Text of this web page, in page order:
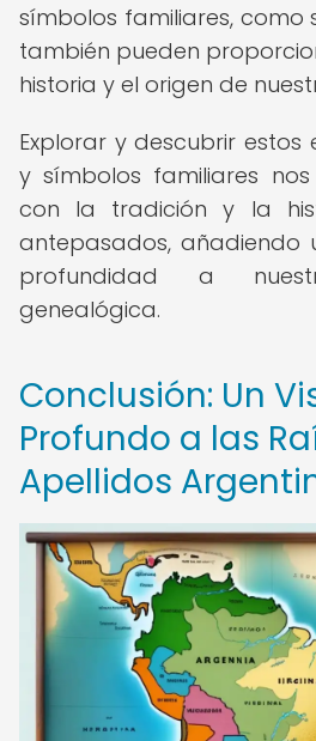
símbolos familiares, como
también pueden
historia y el origen de
Explorar y descubrir
y símbolos familiares
con la tradición y la
antepasados,
profundidad a
genealógica.
Conclusión: Un
Profundo a las
Apellidos